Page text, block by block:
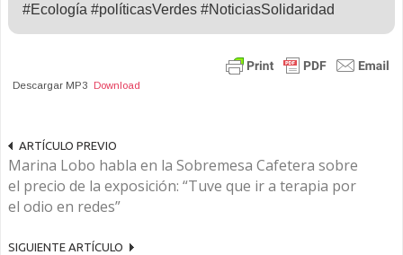
#Ecología #políticasVerdes #NoticiasSolidaridad
Descargar MP3 Download
ARTÍCULO PREVIO
Marina Lobo habla en la Sobremesa Cafetera sobre
el precio de la exposición: “Tuve que ir a terapia por
el odio en redes”
SIGUIENTE ARTÍCULO